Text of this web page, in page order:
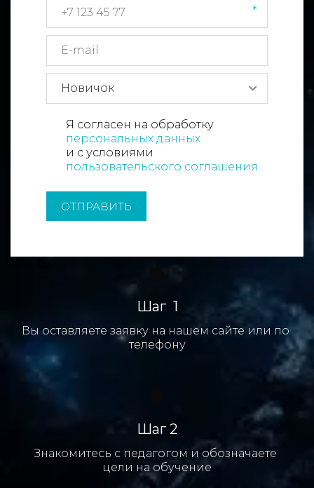
*
Я согласен на обработку
персональных данных
и с условиями
пользовательского соглашения
ОТПРАВИТЬ
Шаг  1
Вы оставляете заявку на нашем сайте или по
телефону
Шаг 2
Знакомитесь с педагогом и обозначаете
цели на обучение